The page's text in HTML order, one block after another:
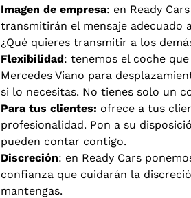
Imagen de empresa: en Ready
transmitirán el mensaje adecuado
¿Qué quieres transmitir a los
Flexibilidad: tenemos el coche
Mercedes Viano para
si lo necesitas. No tienes solo un
Para tus clientes: ofrece a tus
profesionalidad. Pon a su
pueden contar contigo.
Discreción: en Ready Cars
confianza que cuidarán la
mantengas.